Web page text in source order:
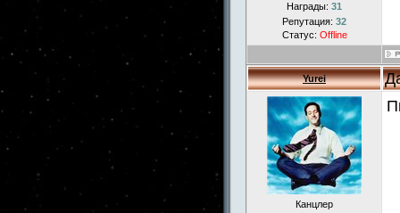
Награды: 31
Репутация: 32
Статус: Offline
Yurei
Канцлер